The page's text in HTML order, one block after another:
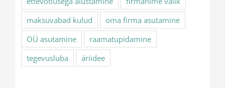
maksuvabad kulud
oma firma asutamine
OÜ asutamine
raamatupidamine
tegevusluba
äriidee